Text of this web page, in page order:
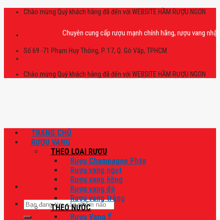
Skip
Chào mừng Quý khách hàng đã đến với WEBSITE HẦM RƯỢU NGON
Chuyên cung cấp rượu mạnh chính hãng, rượu vang nhập
Số 69 -71 Phạm Huy Thông, P. 17, Q. Gò Vấp, TPHCM
Chào mừng Quý khách hàng đã đến với WEBSITE HẦM RƯỢU NGON
Tìm
kiếm:
TRANG CHỦ
RƯỢU VANG
THEO LOẠI RƯỢU
Rượu Champagne Pháp
Rượu vang ngọt
Rượu vang hồng
Rượu vang đỏ
Rượu vang trắng
THEO NƯỚC
Rượu Vang Ý